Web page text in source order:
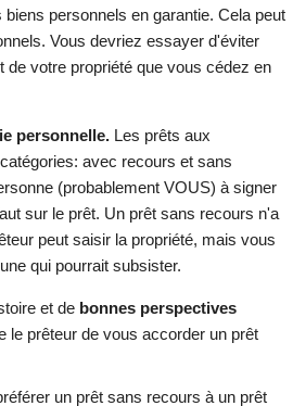
personnels en garantie. Cela peut
Vous devriez essayer d'éviter
votre propriété que vous cédez en
personnelle. Les prêts aux
avec recours et sans
(probablement VOUS) à signer
sur le prêt. Un prêt sans recours n'a
peut saisir la propriété, mais vous
qui pourrait subsister.
et de bonnes perspectives
le prêteur de vous accorder un prêt
un prêt sans recours à un prêt